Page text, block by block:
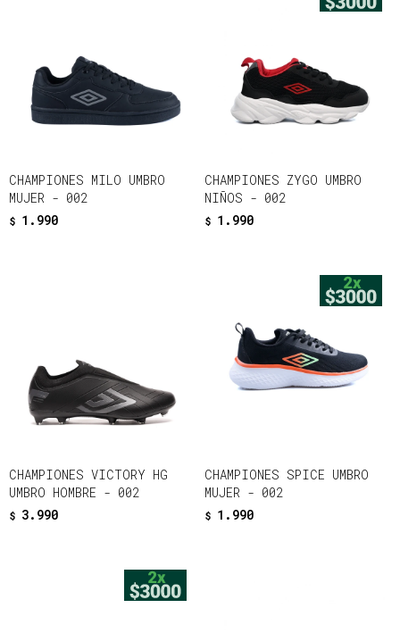
CHAMPIONES MILO UMBRO
MUJER - 002
$ 1.990
CHAMPIONES ZYGO UMBRO
NIÑOS - 002
$ 1.990
CHAMPIONES VICTORY HG
UMBRO HOMBRE - 002
$ 3.990
CHAMPIONES SPICE UMBRO
MUJER - 002
$ 1.990